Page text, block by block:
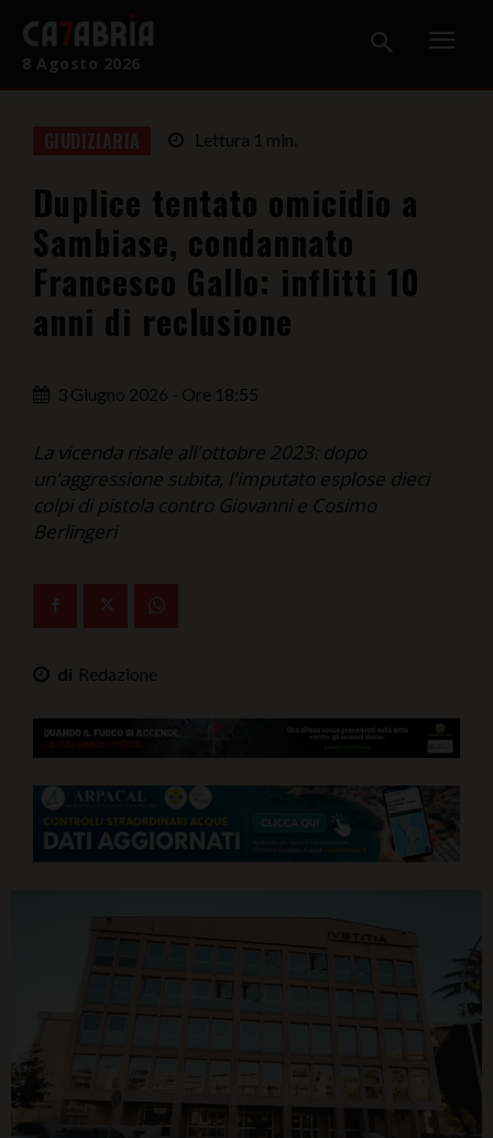
Giudiziaria
Politica
Sport
Sanità
Economia
Ita-Mondo
We Calabria
8 Agosto 2026
GIUDIZIARIA Lettura 1 min.
Duplice tentato omicidio a
Sambiase, condannato
Francesco Gallo: inflitti 10
anni di reclusione
3 Giugno 2026 - Ore 18:55
La vicenda risale all'ottobre 2023: dopo
un'aggressione subita, l'imputato esplose dieci
colpi di pistola contro Giovanni e Cosimo
Berlingeri
Redazione